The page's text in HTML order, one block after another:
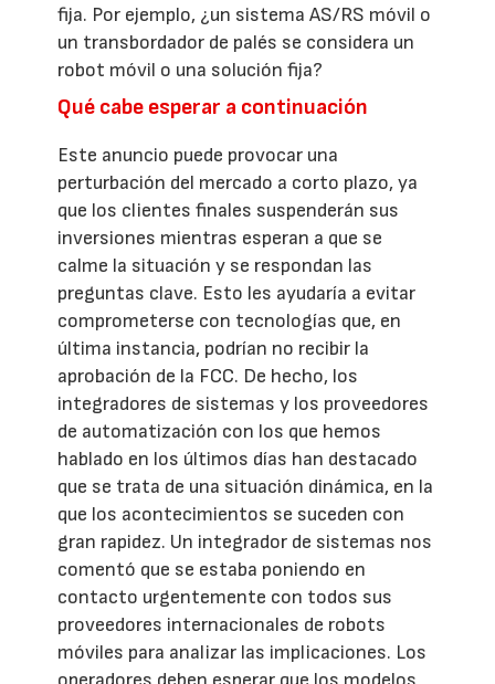
fija. Por ejemplo, ¿un sistema AS/RS móvil o
un transbordador de palés se considera un
robot móvil o una solución fija?
Qué cabe esperar a continuación
Este anuncio puede provocar una
perturbación del mercado a corto plazo, ya
que los clientes finales suspenderán sus
inversiones mientras esperan a que se
calme la situación y se respondan las
preguntas clave. Esto les ayudaría a evitar
comprometerse con tecnologías que, en
última instancia, podrían no recibir la
aprobación de la FCC. De hecho, los
integradores de sistemas y los proveedores
de automatización con los que hemos
hablado en los últimos días han destacado
que se trata de una situación dinámica, en la
que los acontecimientos se suceden con
gran rapidez. Un integrador de sistemas nos
comentó que se estaba poniendo en
contacto urgentemente con todos sus
proveedores internacionales de robots
móviles para analizar las implicaciones. Los